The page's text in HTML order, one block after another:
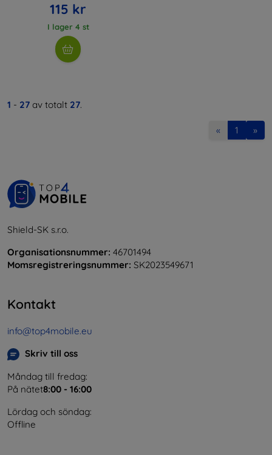
115 kr
I lager 4 st
1 - 27 av totalt 27.
« 1 »
Shield-SK s.r.o.
Organisationsnummer: 46701494
Momsregistreringsnummer: SK2023549671
Kontakt
info@top4mobile.eu
Skriv till oss
Måndag till fredag:
På nätet8:00 - 16:00
Lördag och söndag:
Offline